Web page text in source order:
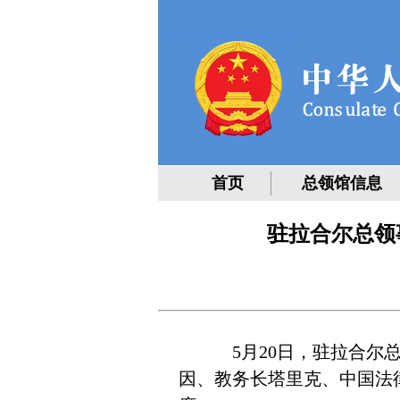
首页 总领馆信息
驻拉合尔总
5月20日，驻拉合尔总
因、教务长塔里克、中国